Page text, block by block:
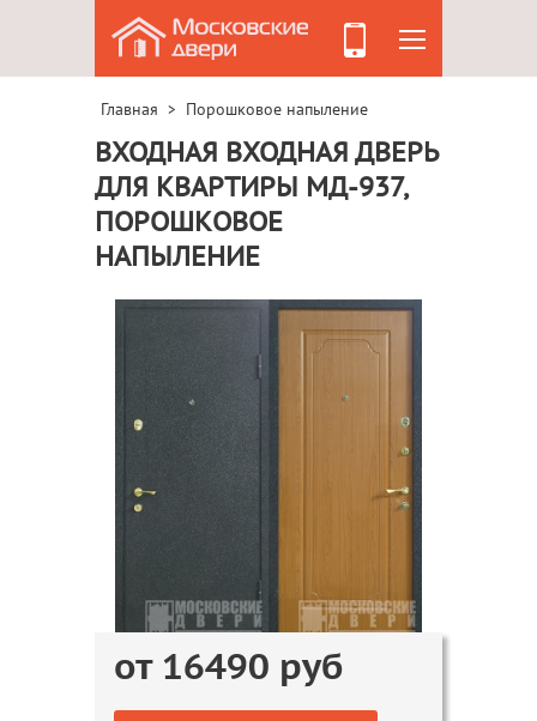
Главная > Порошковое напыление
ВХОДНАЯ ВХОДНАЯ ДВЕРЬ
ДЛЯ КВАРТИРЫ МД-937,
ПОРОШКОВОЕ
НАПЫЛЕНИЕ
от 16490 руб